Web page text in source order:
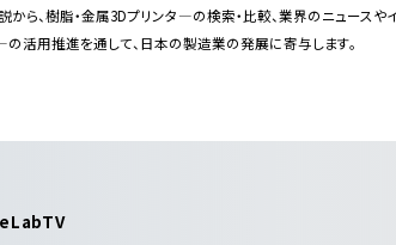
ら、樹脂・金属3Dプリンタ―の検索・比較、業界のニュース
活用推進を通して、日本の製造業の発展に寄与します。